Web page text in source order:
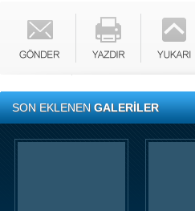
SON EKLENENGALERİLER